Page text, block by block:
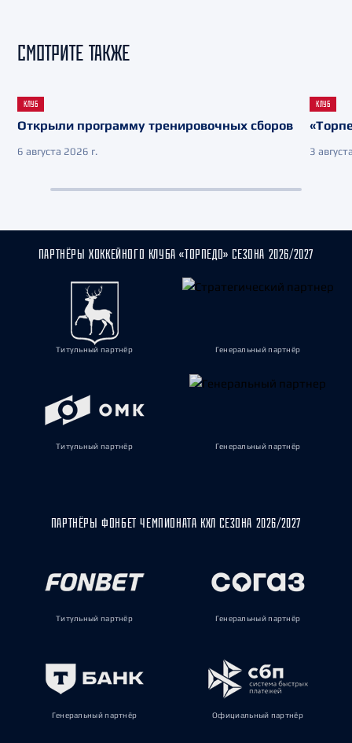
СМОТРИТЕ ТАКЖЕ
КЛУБ
Открыли программу тренировочных сборов
6 августа 2026 г.
КЛУБ
3
ПАРТНЁРЫ ХОККЕЙНОГО КЛУБА «ТОРПЕДО» СЕЗОНА 2026/2027
Титульный партнёр Генеральный партнёр
Титульный партнёр Генеральный партнёр
ПАРТНЁРЫ ФОНБЕТ ЧЕМПИОНАТА КХЛ СЕЗОНА 2026/2027
Титульный партнёр Генеральный партнёр
Генеральный партнёр Официальный партнёр